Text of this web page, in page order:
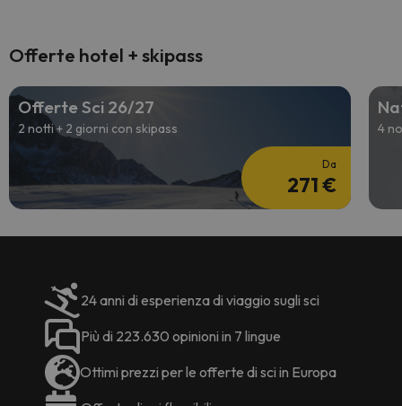
Offerte hotel + skipass
Offerte Sci 26/27
2 notti + 2 giorni con skipass
Da
271 €
4
24 anni di esperienza di viaggio sugli sci
Più di 223.630 opinioni in 7 lingue
Ottimi prezzi per le offerte di sci in Europa